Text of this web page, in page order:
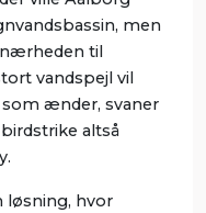
men
til
vandspejl vil
ænder, svaner
altså
løsning, hvor